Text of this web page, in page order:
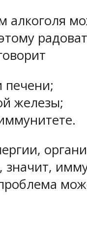
алкоголя
печени;
железы;